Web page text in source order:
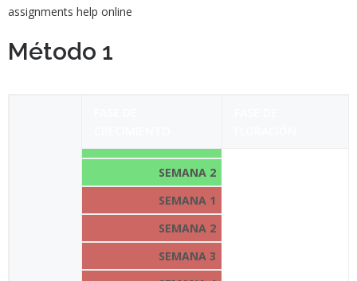
assignments help online
Método 1
SEMANA 1
SEMANA 2
SEMANA 1
SEMANA 2
SEMANA 3